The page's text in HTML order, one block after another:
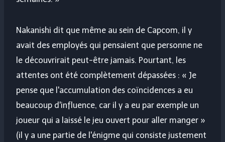
Nakanishi dit que même au sein de Capcom, il y
avait des employés qui pensaient que personne ne
le découvrirait peut-être jamais. Pourtant, les
attentes ont été complètement dépassées : « Je
pense que l'accumulation des coïncidences a eu
beaucoup d'influence, car il y a eu par exemple un
joueur qui a laissé le jeu ouvert pour aller manger »
(il y a une partie de l'énigme qui consiste justement